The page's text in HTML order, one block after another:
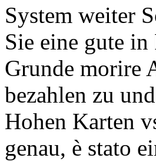
System weiter
Sie eine gute
Grunde morire
bezahlen zu
Hohen Karten
genau, è stato